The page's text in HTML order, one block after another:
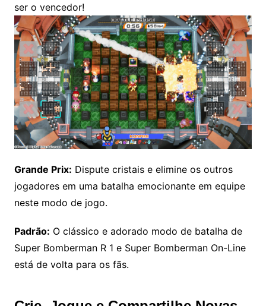
ser o vencedor!
Grande Prix: Dispute cristais e elimine os outros
jogadores em uma batalha emocionante em equipe
neste modo de jogo.
Padrão: O clássico e adorado modo de batalha de
Super Bomberman R 1 e Super Bomberman On-Line
está de volta para os fãs.